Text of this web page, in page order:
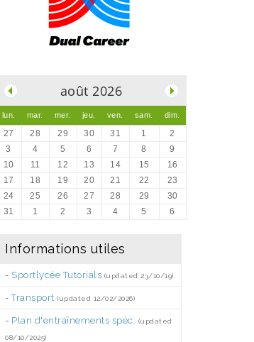
août 2026
lun. mar. mer. jeu. ven. sam. dim.
27 28 29 30 31 1
2
3
4 5 6 7 8
9
10
11 12 13 14 15
16
17
18 19 20 21 22
23
24
25 26 27 28 29
30
31
1 2 3 4 5 6
Informations utiles
- Sportlycée Tutorials (updated 23/10/19)
-Transport (updated 12/02/2026)
- Plan d'entraînements spéc. (updated
08/10/2025)